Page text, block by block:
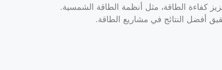
كفاءة الطاقة، مثل أنظمة الطاقة الشمسية.
أفضل النتائج في مشاريع الطاقة.